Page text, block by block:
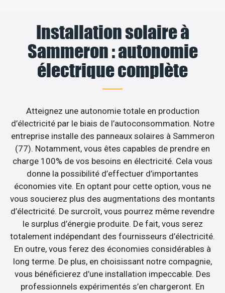
Installation solaire à
Sammeron : autonomie
électrique complète
Atteignez une autonomie totale en production
d’électricité par le biais de l’autoconsommation. Notre
entreprise installe des panneaux solaires à Sammeron
(77). Notamment, vous êtes capables de prendre en
charge 100% de vos besoins en électricité. Cela vous
donne la possibilité d’effectuer d’importantes
économies vite. En optant pour cette option, vous ne
vous soucierez plus des augmentations des montants
d’électricité. De surcroît, vous pourrez même revendre
le surplus d’énergie produite. De fait, vous serez
totalement indépendant des fournisseurs d’électricité.
En outre, vous ferez des économies considérables à
long terme. De plus, en choisissant notre compagnie,
vous bénéficierez d’une installation impeccable. Des
professionnels expérimentés s’en chargeront. En